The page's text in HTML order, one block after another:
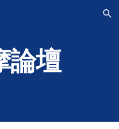
Skip to navigation
論壇